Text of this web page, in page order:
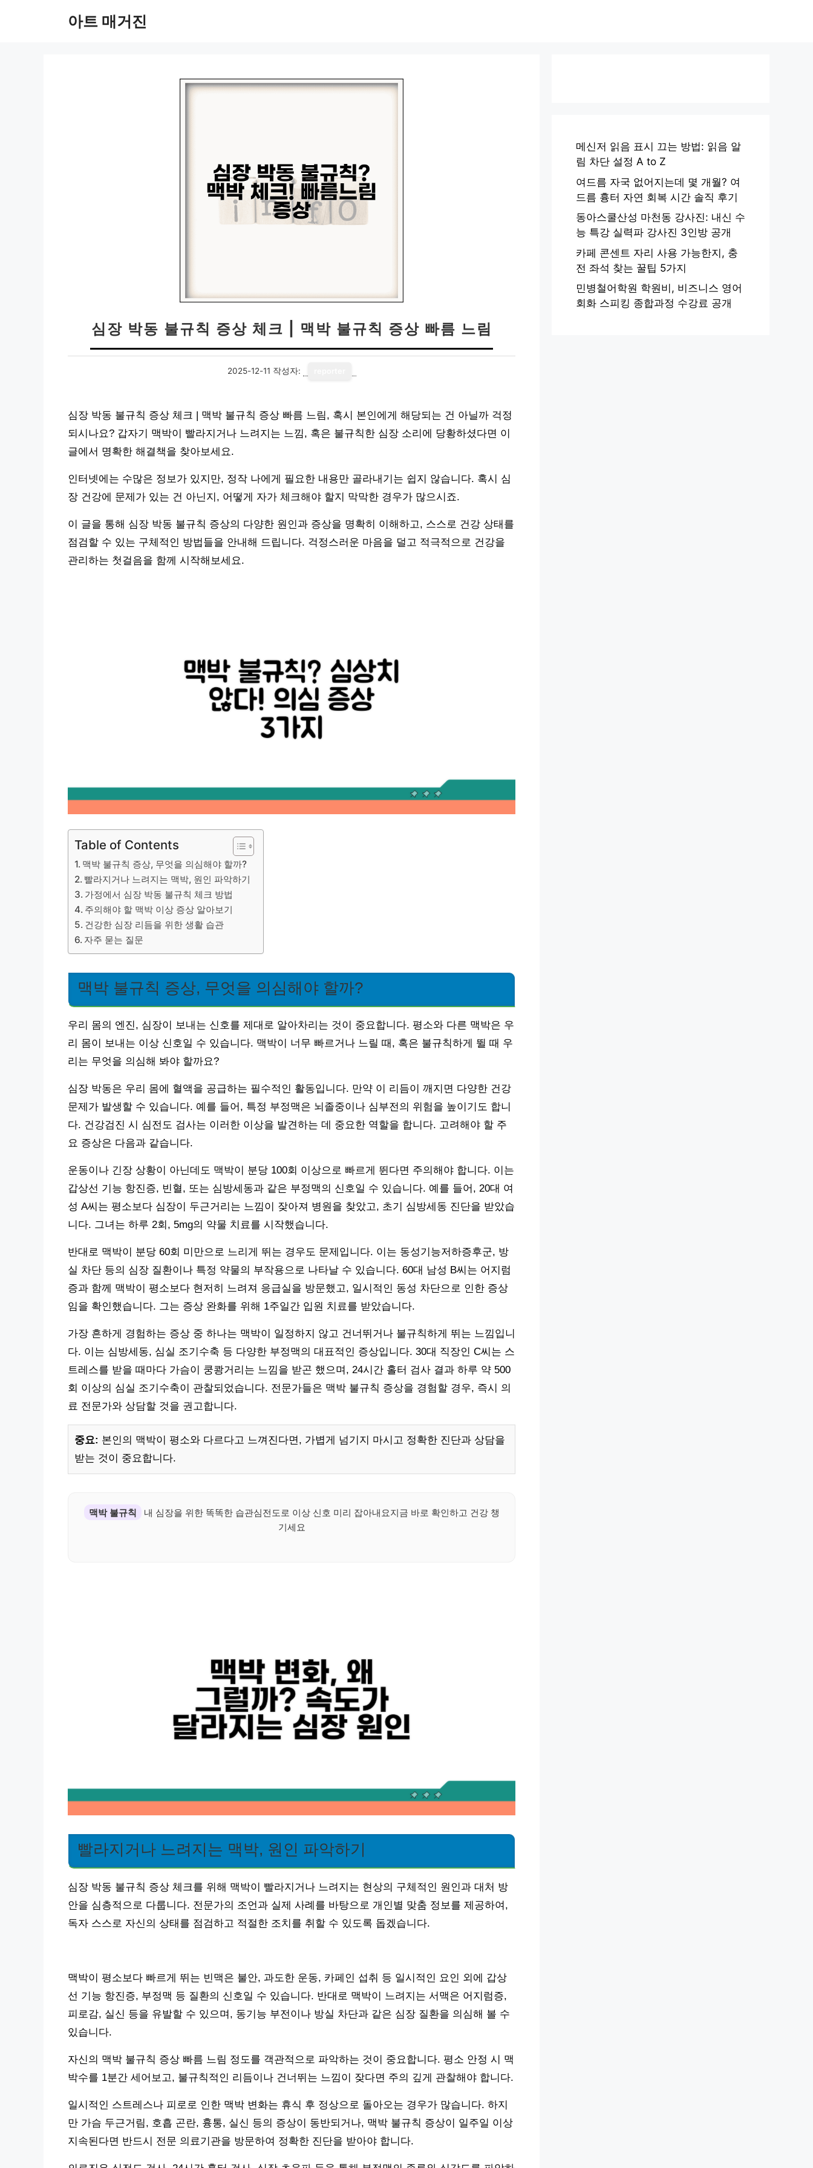
아트 매거진
심장 박동 불규칙 증상 체크 | 맥박 불규칙 증상 빠름 느림
2025-12-11 작성자:
심장 박동 불규칙 증상 체크 | 맥박 불규칙 증상 빠름 느림, 혹시 본인에게 해당되는 건 아닐까 걱정
되시나요? 갑자기 맥박이 빨라지거나 느려지는 느낌, 혹은 불규칙한 심장 소리에 당황하셨다면 이
글에서 명확한 해결책을 찾아보세요.
인터넷에는 수많은 정보가 있지만, 정작 나에게 필요한 내용만 골라내기는 쉽지 않습니다. 혹시 심
장 건강에 문제가 있는 건 아닌지, 어떻게 자가 체크해야 할지 막막한 경우가 많으시죠.
이 글을 통해 심장 박동 불규칙 증상의 다양한 원인과 증상을 명확히 이해하고, 스스로 건강 상태를
점검할 수 있는 구체적인 방법들을 안내해 드립니다. 걱정스러운 마음을 덜고 적극적으로 건강을
관리하는 첫걸음을 함께 시작해보세요.
Table of Contents
맥박 불규칙 증상, 무엇을 의심해야 할까?
빨라지거나 느려지는 맥박, 원인 파악하기
가정에서 심장 박동 불규칙 체크 방법
주의해야 할 맥박 이상 증상 알아보기
건강한 심장 리듬을 위한 생활 습관
자주 묻는 질문
맥박 불규칙 증상, 무엇을 의심해야 할까?
우리 몸의 엔진, 심장이 보내는 신호를 제대로 알아차리는 것이 중요합니다. 평소와 다른 맥박은 우
리 몸이 보내는 이상 신호일 수 있습니다. 맥박이 너무 빠르거나 느릴 때, 혹은 불규칙하게 뛸 때 우
리는 무엇을 의심해 봐야 할까요?
심장 박동은 우리 몸에 혈액을 공급하는 필수적인 활동입니다. 만약 이 리듬이 깨지면 다양한 건강
문제가 발생할 수 있습니다. 예를 들어, 특정 부정맥은 뇌졸중이나 심부전의 위험을 높이기도 합니
다. 건강검진 시 심전도 검사는 이러한 이상을 발견하는 데 중요한 역할을 합니다. 고려해야 할 주
요 증상은 다음과 같습니다.
운동이나 긴장 상황이 아닌데도 맥박이 분당 100회 이상으로 빠르게 뛴다면 주의해야 합니다. 이는
갑상선 기능 항진증, 빈혈, 또는 심방세동과 같은 부정맥의 신호일 수 있습니다. 예를 들어, 20대 여
성 A씨는 평소보다 심장이 두근거리는 느낌이 잦아져 병원을 찾았고, 초기 심방세동 진단을 받았습
니다. 그녀는 하루 2회, 5mg의 약물 치료를 시작했습니다.
반대로 맥박이 분당 60회 미만으로 느리게 뛰는 경우도 문제입니다. 이는 동성기능저하증후군, 방
실 차단 등의 심장 질환이나 특정 약물의 부작용으로 나타날 수 있습니다. 60대 남성 B씨는 어지럼
증과 함께 맥박이 평소보다 현저히 느려져 응급실을 방문했고, 일시적인 동성 차단으로 인한 증상
임을 확인했습니다. 그는 증상 완화를 위해 1주일간 입원 치료를 받았습니다.
가장 흔하게 경험하는 증상 중 하나는 맥박이 일정하지 않고 건너뛰거나 불규칙하게 뛰는 느낌입니
다. 이는 심방세동, 심실 조기수축 등 다양한 부정맥의 대표적인 증상입니다. 30대 직장인 C씨는 스
트레스를 받을 때마다 가슴이 쿵쾅거리는 느낌을 받곤 했으며, 24시간 홀터 검사 결과 하루 약 500
회 이상의 심실 조기수축이 관찰되었습니다. 전문가들은 맥박 불규칙 증상을 경험할 경우, 즉시 의
료 전문가와 상담할 것을 권고합니다.
중요: 본인의 맥박이 평소와 다르다고 느껴진다면, 가볍게 넘기지 마시고 정확한 진단과 상담을
받는 것이 중요합니다.
맥박 불규칙
내 심장을 위한 똑똑한 습관심전도로 이상 신호 미리 잡아내요지금 바로 확인하고 건강 챙
기세요
빨라지거나 느려지는 맥박, 원인 파악하기
심장 박동 불규칙 증상 체크를 위해 맥박이 빨라지거나 느려지는 현상의 구체적인 원인과 대처 방
안을 심층적으로 다룹니다. 전문가의 조언과 실제 사례를 바탕으로 개인별 맞춤 정보를 제공하여,
독자 스스로 자신의 상태를 점검하고 적절한 조치를 취할 수 있도록 돕겠습니다.
맥박이 평소보다 빠르게 뛰는 빈맥은 불안, 과도한 운동, 카페인 섭취 등 일시적인 요인 외에 갑상
선 기능 항진증, 부정맥 등 질환의 신호일 수 있습니다. 반대로 맥박이 느려지는 서맥은 어지럼증,
피로감, 실신 등을 유발할 수 있으며, 동기능 부전이나 방실 차단과 같은 심장 질환을 의심해 볼 수
있습니다.
자신의 맥박 불규칙 증상 빠름 느림 정도를 객관적으로 파악하는 것이 중요합니다. 평소 안정 시 맥
박수를 1분간 세어보고, 불규칙적인 리듬이나 건너뛰는 느낌이 잦다면 주의 깊게 관찰해야 합니다.
일시적인 스트레스나 피로로 인한 맥박 변화는 휴식 후 정상으로 돌아오는 경우가 많습니다. 하지
만 가슴 두근거림, 호흡 곤란, 흉통, 실신 등의 증상이 동반되거나, 맥박 불규칙 증상이 일주일 이상
지속된다면 반드시 전문 의료기관을 방문하여 정확한 진단을 받아야 합니다.
메신저 읽음 표시 끄는 방법: 읽음 알
림 차단 설정 A to Z
여드름 자국 없어지는데 몇 개월? 여
드름 흉터 자연 회복 시간 솔직 후기
동아스쿨산성 마천동 강사진: 내신 수
능 특강 실력파 강사진 3인방 공개
카페 콘센트 자리 사용 가능한지, 충
전 좌석 찾는 꿀팁 5가지
민병철어학원 학원비, 비즈니스 영어
회화 스피킹 종합과정 수강료 공개